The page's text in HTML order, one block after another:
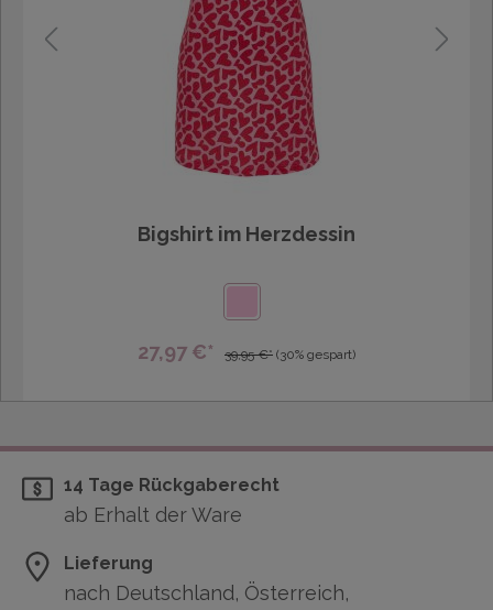
Bigshirt im Herzdessin
27,97 €* 39,95 €* (30% gespart)
14 Tage Rückgaberecht
ab Erhalt der Ware
Lieferung
nach Deutschland, Österreich,